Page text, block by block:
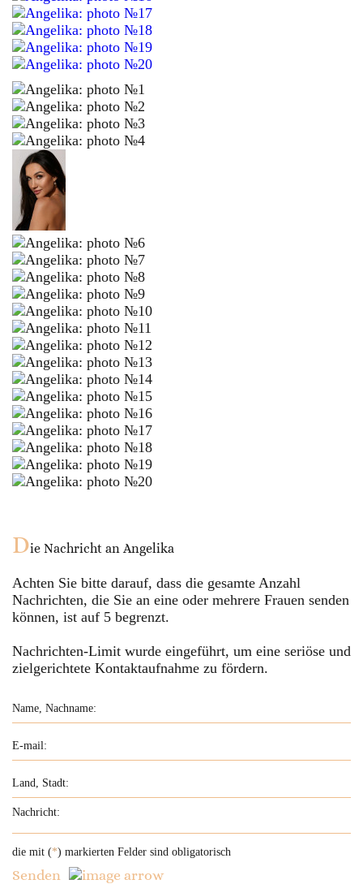
Die Nachricht an Angelika
Achten Sie bitte darauf, dass die gesamte Anzahl
Nachrichten, die Sie an eine oder mehrere Frauen senden
können, ist auf 5 begrenzt.
Nachrichten-Limit wurde eingeführt, um eine seriöse und
zielgerichtete Kontaktaufnahme zu fördern.
die mit (*) markierten Felder sind obligatorisch
Senden